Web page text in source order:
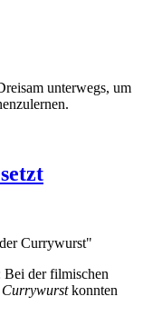
unterwegs, um
der filmischen
Currywurstkonnten